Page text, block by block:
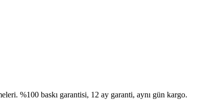
%100 baskı garantisi, 12 ay garanti, aynı gün kargo.